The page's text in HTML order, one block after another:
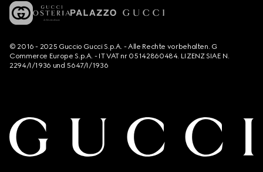
© 2016 - 2025 Guccio Gucci S.p.A. - Alle Rechte vorbehalten. G
Commerce Europe S.p.A. - IT VAT nr 05142860484. LIZENZ SIAE N.
2294/I/1936 und 5647/I/1936